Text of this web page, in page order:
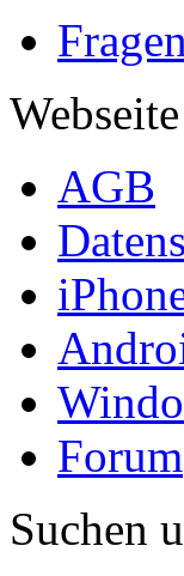
Webseite
AGB
Forum
Suchen